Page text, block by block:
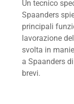
Un tecnico
Spaanders
principali
lavorazione
svolta in
a Spaanders
brevi.